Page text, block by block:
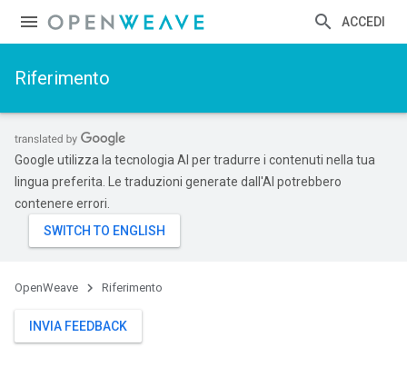
ACCEDI
Riferimento
Google utilizza la tecnologia AI per tradurre i contenuti nella tua
lingua preferita. Le traduzioni generate dall'AI potrebbero
contenere errori.
OpenWeave Riferimento
INVIA FEEDBACK